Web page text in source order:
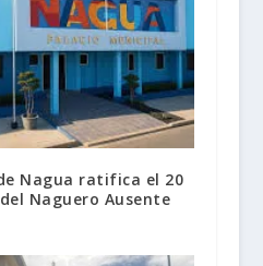
Nagua ratifica el 20
Naguero Ausente